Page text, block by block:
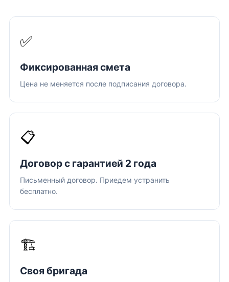
✅
Фиксированная смета
Цена не меняется после подписания договора.
📋
Договор с гарантией 2 года
Письменный договор. Приедем устранить
бесплатно.
🏗️
Своя бригада